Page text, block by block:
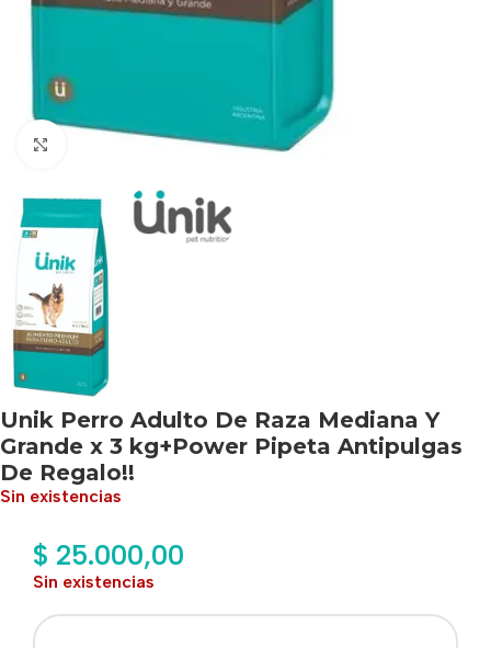
Haga clic para ampliar
Unik Perro Adulto De Raza Mediana Y
Grande x 3 kg+Power Pipeta Antipulgas
De Regalo!!
Sin existencias
$ 25.000,00
Sin existencias